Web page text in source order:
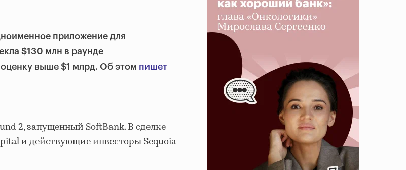
приложение для
$130 млн в раунде
выше $1 млрд. Об этом пишет
2, запущенный SoftBank. В сделке
и действующие инвесторы Sequoia